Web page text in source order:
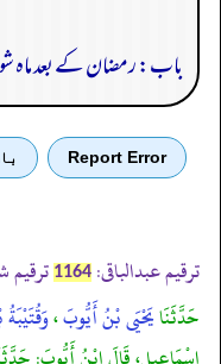
باب: رمضان کے بعد ماہ
Report Error
ترقیم عبدالباقی: 1164 ترقیم
حَدَّثَنَايَحْيَى بْنُ أَيُّوبَ،